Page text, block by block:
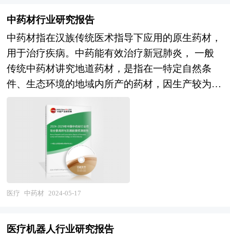
器人行业的发展趋势给予了细致和审慎的预测论
证。本报告是医疗机器人行业生产、经营、科研企
业及相关研究单位极具参考价值的专业报告。
入的分析，并根据水疗行业的政策经济发展环境对
水疗行业潜在的风险和防范建议进行分析。
《2024年版水疗产业规划专项研究报告》由中研产
业规划院领衔制作，精英专家团队在上千个重大项
目积累了宝贵经验，为项目成功落地保驾护航。中
研产业规划院率先在业内提出“全流程一体化”综合
解决方案，提供从前期拿地策划、定位策划、概念
规划、空间规划、总体规划、城市设计、建筑设
计、景观设计、IP设计、商业模式设计、招商、投
资、运营等一系列咨询服务。
品，正确治疗宠物的各种传染病，寄生虫病及常见
物。所以宠物药品的使用管理及防治是一项重要的
工作。 国内兽药行业的企业规模、研发能力、技
术水平参差不齐，由于新兽药研发资金投入大、时
间周期长、研发人才素质要求高、研发项目风险
大，国内低技术附加值的简单仿制药多，较多中小
型兽药企业研发投入积极性较低，一些关键性产业
化技术长期没有突破，制约了产业向高技术、高附
加值下游深加工产品领域延伸，无法及时跟上和满
足市场需求，也影响了我国兽药产业的国际竞争
力。与兽用化药相比，兽用中药（含饲料添加用中
兽药）是具有极大上升空间的朝阳产业，发展前景
撰写，在大量周密的市场调研基础上，主要依据了
中药材行业研究报告
中药材指在汉族传统医术指导下应用的原生药材，
用于治疗疾病。中药能有效治疗新冠肺炎， 一般
传统中药材讲究地道药材，是指在一特定自然条
件、生态环境的地域内所产的药材，因生产较为集
中，栽培技术、采收 加工也都有一定的讲究，以
致较同种药材在其他地区所产者品质佳、疗效好。
由于历史文化、地理环境和社会发展水平不同等多
种原因，各地区的中药资源开发利用程度和应用范
围存在着很大的差异，形成了具有不同内涵、相对
独立又相互联系的三个部分，即中药材、民间药和
民族药。 当前世界医药20强都已经成立了专门的
开发人才，甚至窃取中药专利;同时，受中药板块
医疗 中药材 2024-05-17
医疗机器人行业研究报告